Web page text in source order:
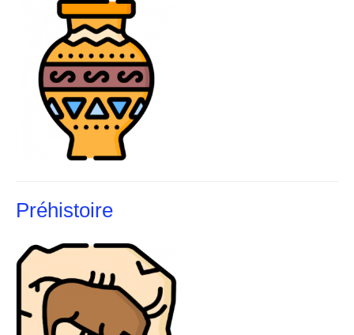
Préhistoire